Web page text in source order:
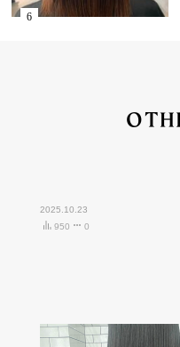
2025.10.23
950
0